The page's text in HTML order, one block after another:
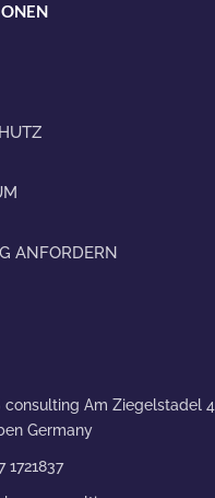
ANFORDERN
consulting Am Ziegelstadel 4
Germany
1721837